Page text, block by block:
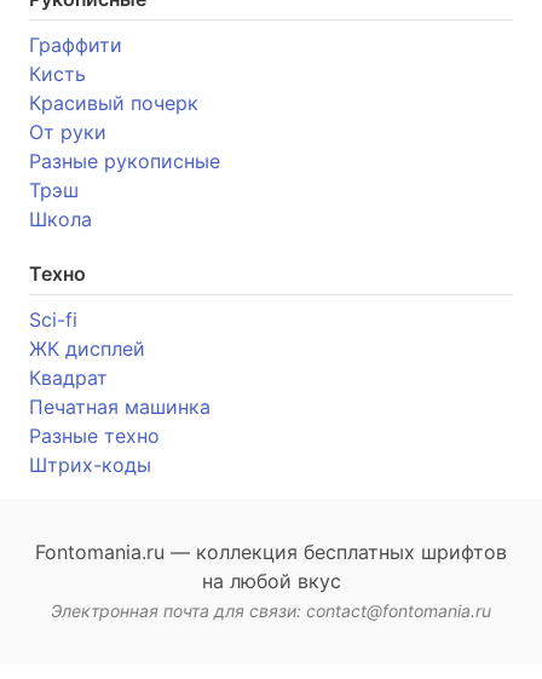
Граффити
Кисть
Красивый почерк
От руки
Разные рукописные
Трэш
Школа
Техно
Sci-fi
ЖК дисплей
Квадрат
Печатная машинка
Разные техно
Штрих-коды
Fontomania.ru — коллекция бесплатных шрифтов
на любой вкус
Электронная почта для связи: contact@fontomania.ru